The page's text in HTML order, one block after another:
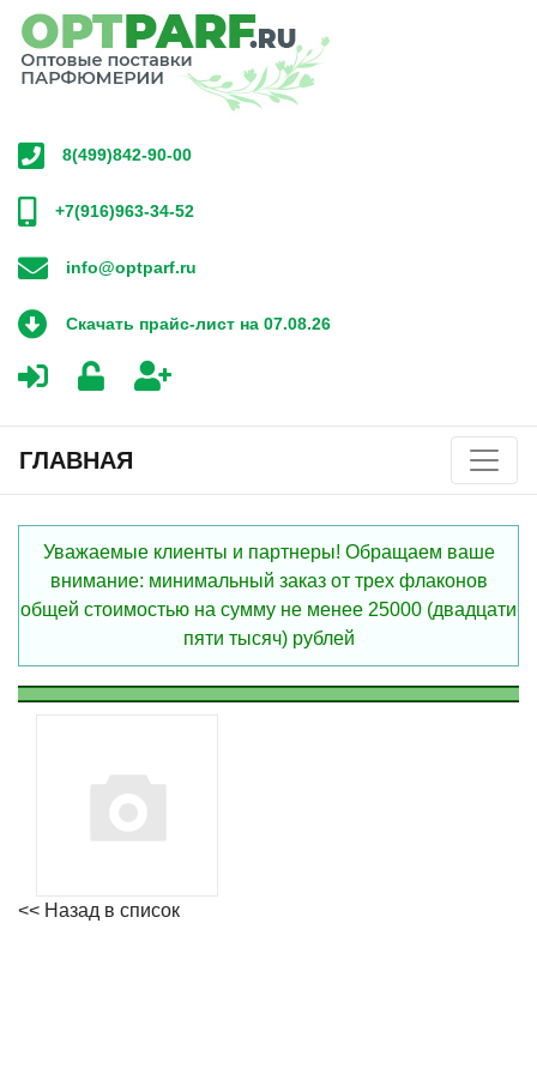
8(499)842-90-00
+7(916)963-34-52
info@optparf.ru
Скачать прайс-лист на 07.08.26
ГЛАВНАЯ
Уважаемые клиенты и партнеры! Обращаем ваше
внимание: минимальный заказ от трех флаконов
общей стоимостью на сумму не менее 25000 (двадцати
пяти тысяч) рублей
<< Назад в список